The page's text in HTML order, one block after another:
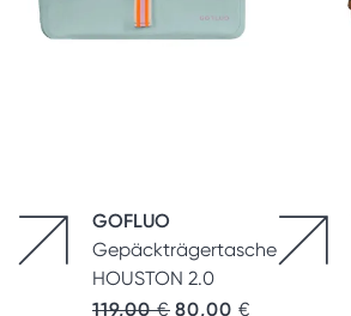
GOFLUO
Gepäckträgertasche
HOUSTON 2.0
119,00€ 80,00 €